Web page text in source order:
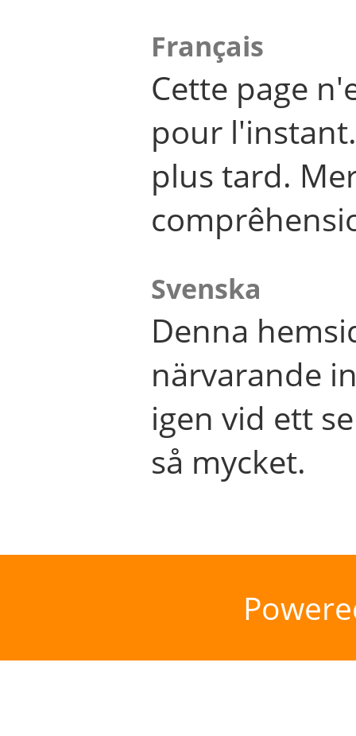
Français
Cette page
pour
plus tard.
Svenska
Denna
närvarande
igen vid ett
så mycket.